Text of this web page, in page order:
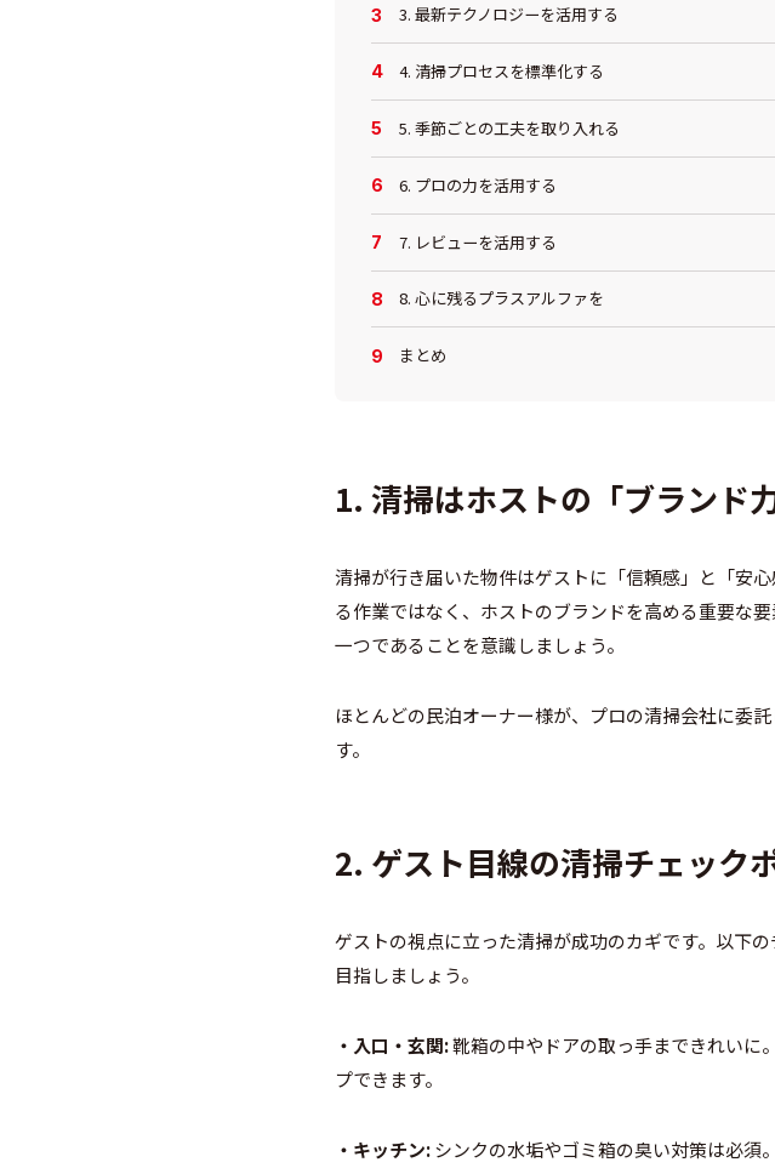
3. 最新テクノロジーを活用する
4. 清掃プロセスを標準化する
5. 季節ごとの工夫を取り入れる
6. プロの力を活用する
7. レビューを活用する
8. 心に残るプラスアルファを
まとめ
1.清掃はホストの「ブランド力
清掃が行き届いた物件はゲストに「信頼感」と「安
る作業ではなく、ホストのブランドを高める重要な
一つであることを意識しましょう。
ほとんどの民泊オーナー様が、プロの清掃会社に委
す。
2. ゲスト目線の清掃チェック
ゲストの視点に立った清掃が成功のカギです。以下
目指しましょう。
・入口・玄関:靴箱の中やドアの取っ手まできれいに
プできます。
・キッチン:シンクの水垢やゴミ箱の臭い対策は必須